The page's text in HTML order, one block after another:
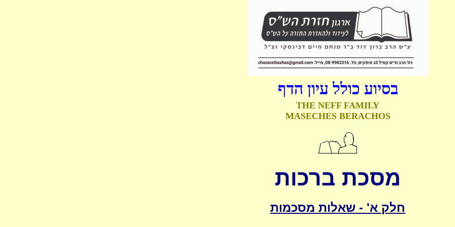
בסיוע כולל עיון הדף
THE NEFF FAMILY
MASECHES BERACHOS
מסכת ברכות
חלק א' - שאלות מסכמות